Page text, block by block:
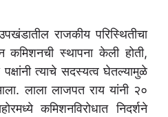
राजकीय परिस्थितीचा
कमिशनची स्थापना केली होती,
त्याचे सदस्यत्व घेतल्यामुळे
लाला लाजपत राय यांनी २०
कमिशनविरोधात निदर्शने